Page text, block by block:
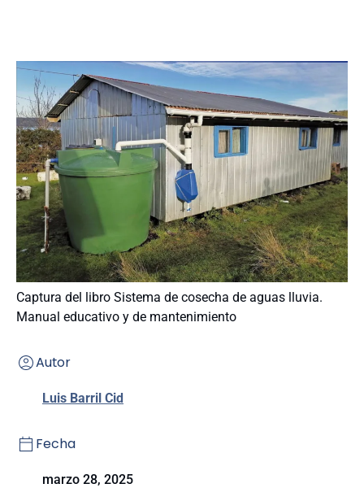
Captura del libro Sistema de cosecha de aguas lluvia.
Manual educativo y de mantenimiento
Autor
Luis Barril Cid
Fecha
marzo 28, 2025